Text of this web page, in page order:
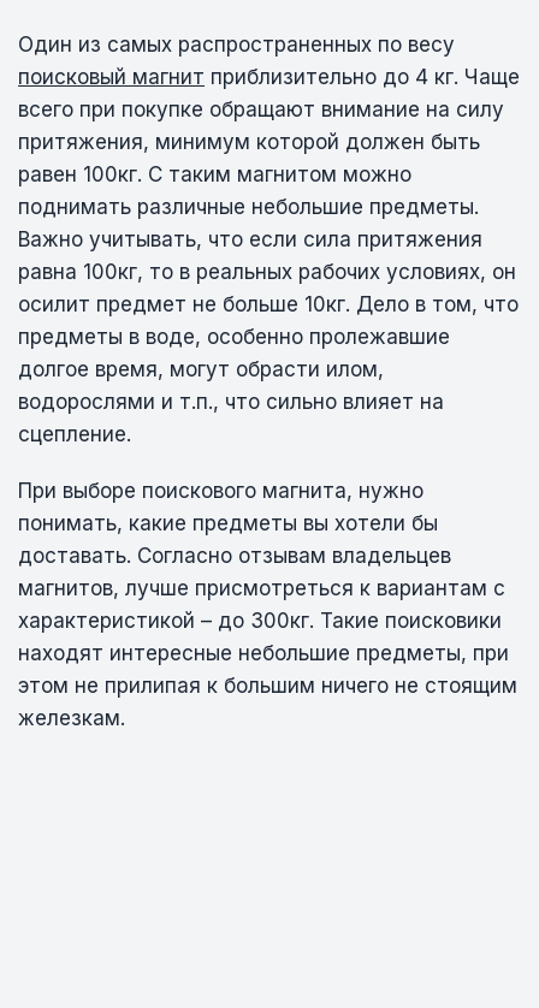
Один из самых распространенных по весу
поисковый магнит приблизительно до 4 кг. Чаще
всего при покупке обращают внимание на силу
притяжения, минимум которой должен быть
равен 100кг. С таким магнитом можно
поднимать различные небольшие предметы.
Важно учитывать, что если сила притяжения
равна 100кг, то в реальных рабочих условиях, он
осилит предмет не больше 10кг. Дело в том, что
предметы в воде, особенно пролежавшие
долгое время, могут обрасти илом,
водорослями и т.п., что сильно влияет на
сцепление.
При выборе поискового магнита, нужно
понимать, какие предметы вы хотели бы
доставать. Согласно отзывам владельцев
магнитов, лучше присмотреться к вариантам с
характеристикой – до 300кг. Такие поисковики
находят интересные небольшие предметы, при
этом не прилипая к большим ничего не стоящим
железкам.